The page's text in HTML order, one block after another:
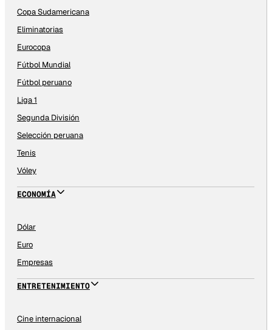
Copa Sudamericana
Eliminatorias
Eurocopa
Fútbol Mundial
Fútbol peruano
Liga 1
Segunda División
Selección peruana
Tenis
Vóley
ECONOMÍA
Dólar
Euro
Empresas
ENTRETENIMIENTO
Cine internacional